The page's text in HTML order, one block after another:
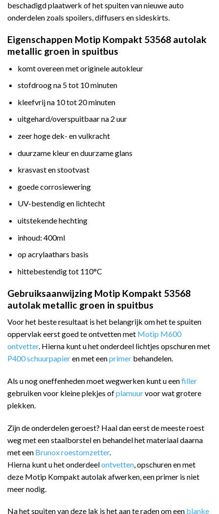
beschadigd plaatwerk of het spuiten van nieuwe auto
onderdelen zoals spoilers, diffusers en sideskirts.
Eigenschappen Motip Kompakt 53568 autolak
metallic groen in spuitbus
komt overeen met originele autokleur
stofdroog na 5 tot 10 minuten
kleefvrij na 10 tot 20 minuten
uitgehard/overspuitbaar na 2 uur
zeer hoge dek- en vulkracht
duurzame kleur en duurzame glans
krasvast en stootvast
goede corrosiewering
UV-bestendig en lichtecht
uitstekende hechting
inhoud: 400ml
op acrylaathars basis
hittebestendig tot 110°C
Gebruiksaanwijzing Motip Kompakt 53568
autolak metallic groen in spuitbus
Voor het beste resultaat is het belangrijk om het te spuiten
oppervlak eerst goed te ontvetten met Motip M600
ontvetter. Hierna kunt u het onderdeel lichtjes opschuren met
P400 schuurpapieren met eenprimer behandelen.
Als u nog oneffenheden moet wegwerken kunt u eenfiller
gebruiken voor kleine plekjes ofplamuurvoor wat grotere
plekken.
Zijn de onderdelen geroest? Haal dan eerst de meeste roest
weg met een staalborstel en behandel het materiaal daarna
met een Brunox roestomzetter.
Hierna kunt u het onderdeelontvetten , opschuren en met
deze Motip Kompakt autolak afwerken, een primer is niet
meer nodig.
Na het spuiten van deze lak is het aan te raden om een blanke